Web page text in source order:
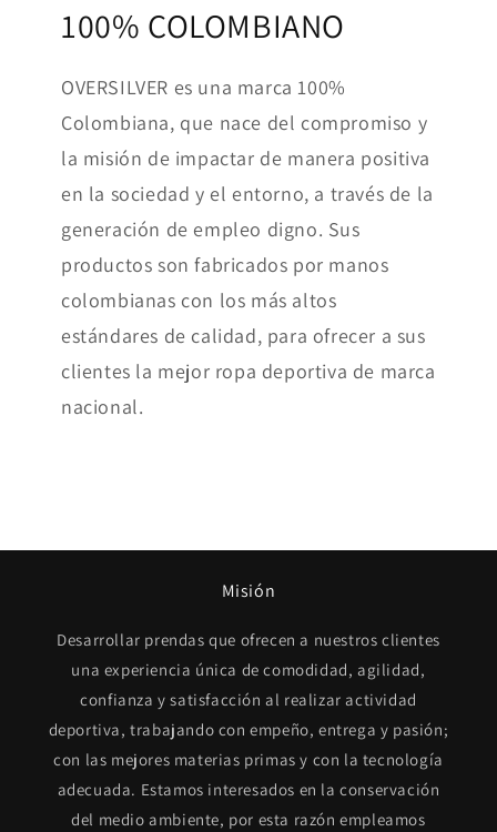
100% COLOMBIANO
OVERSILVER es una marca 100%
Colombiana, que nace del compromiso y
la misión de impactar de manera positiva
en la sociedad y el entorno, a través de la
generación de empleo digno. Sus
productos son fabricados por manos
colombianas con los más altos
estándares de calidad, para ofrecer a sus
clientes la mejor ropa deportiva de marca
nacional.
Misión
Desarrollar prendas que ofrecen a nuestros clientes
una experiencia única de comodidad, agilidad,
confianza y satisfacción al realizar actividad
deportiva, trabajando con empeño, entrega y pasión;
con las mejores materias primas y con la tecnología
adecuada. Estamos interesados en la conservación
del medio ambiente, por esta razón empleamos